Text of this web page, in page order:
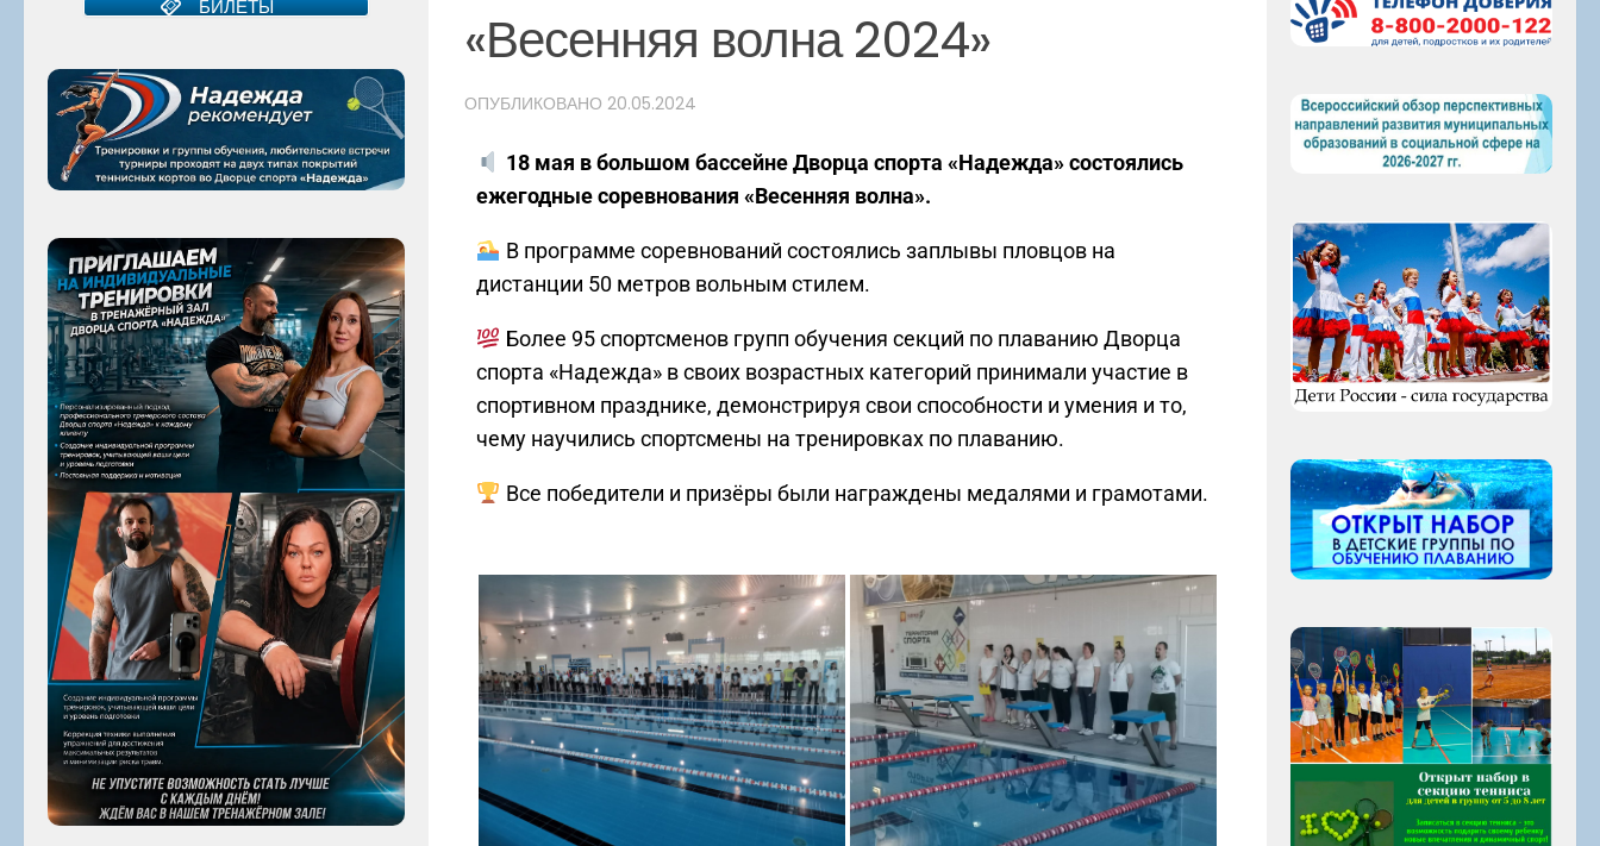
«Весенняя волна 2024»
ОПУБЛИКОВАНО 20.05.2024
18 мая в большом бассейне Дворца спорта «Надежда» состоялись
ежегодные соревнования «Весенняя волна».
В программе соревнований состоялись заплывы пловцов на
дистанции 50 метров вольным стилем.
Более 95 спортсменов групп обучения секций по плаванию Дворца
спорта «Надежда» в своих возрастных категорий принимали участие в
спортивном празднике, демонстрируя свои способности и умения и то,
чему научились спортсмены на тренировках по плаванию.
Все победители и призёры были награждены медалями и грамотами.
БИЛЕТЫ